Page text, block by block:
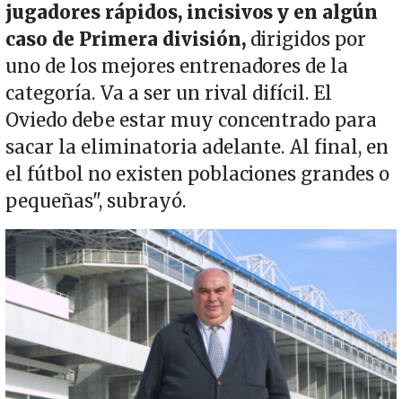
jugadores rápidos, incisivos y en algún
caso de Primera división,dirigidos por
uno de los mejores entrenadores de la
categoría. Va a ser un rival difícil. El
Oviedo debe estar muy concentrado para
sacar la eliminatoria adelante. Al final, en
el fútbol no existen poblaciones grandes o
pequeñas", subrayó.
Imagen